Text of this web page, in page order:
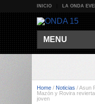
INICIO LA ONDA
MENU
Home / Noticias /Asun
Mazón y Rovira
joven